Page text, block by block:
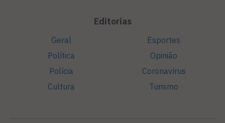
Editorias
Geral
Política
Polícia
Cultura
Esportes
Opinião
Coronavírus
Turismo